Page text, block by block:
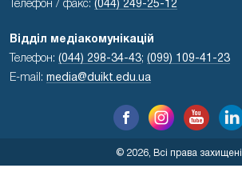
Телефон / факс: (044) 249-25-12
Відділ медіакомунікацій
Телефон: (044) 298-34-43; (099) 109-41-23
E-mail: media@duikt.edu.ua
© 2026, Всі права захищені